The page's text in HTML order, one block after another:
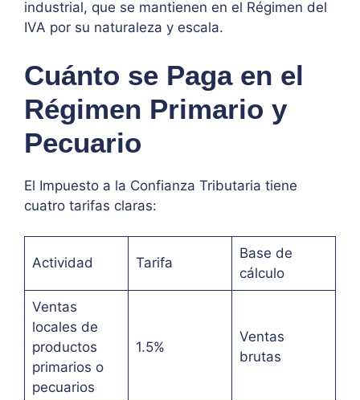
industrial, que se mantienen en el Régimen del
IVA por su naturaleza y escala.
Cuánto se Paga en el
Régimen Primario y
Pecuario
El Impuesto a la Confianza Tributaria tiene
cuatro tarifas claras:
Actividad Tarifa
Base de
cálculo
Ventas
locales de
productos
primarios o
pecuarios
1.5%
Ventas
brutas